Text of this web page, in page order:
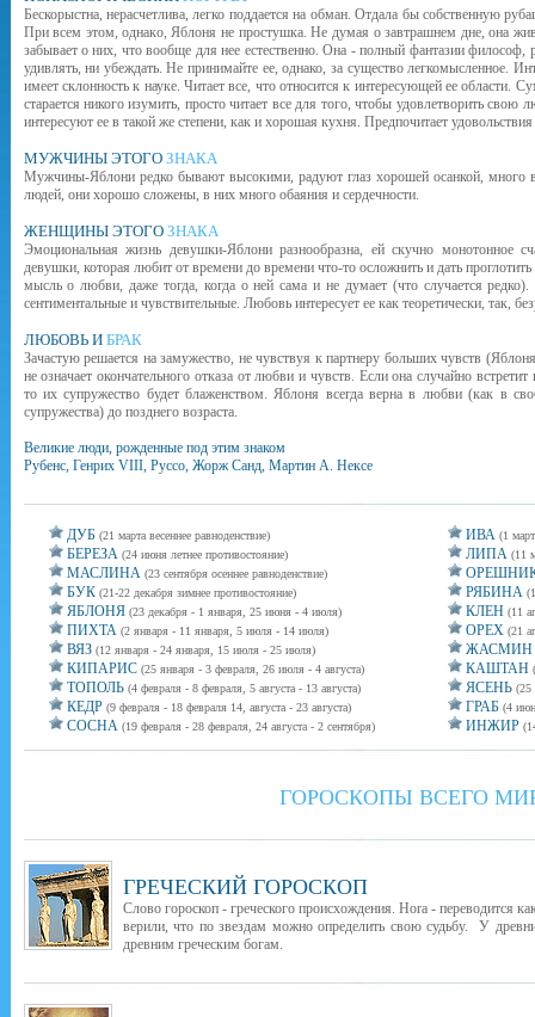
Бескорыстна, нерасчетлива, легко поддается на обман. Отдала бы собственную
При всем этом, однако, Яблоня не простушка. Не думая о завтрашнем дне, она
забывает о них, что вообще для нее естественно. Она - полный фантазии
удивлять, ни убеждать. Не принимайте ее, однако, за существо легкомысленное.
имеет склонность к науке. Читает все, что относится к интересующей ее области.
старается никого изумить, просто читает все для того, чтобы удовлетворить свою
интересуют ее в такой же степени, как и хорошая кухня. Предпочитает
МУЖЧИНЫ ЭТОГО ЗНАКА
Мужчины-Яблони редко бывают высокими, радуют глаз хорошей осанкой, много
людей, они хорошо сложены, в них много обаяния и сердечности.
ЖЕНЩИНЫ ЭТОГО ЗНАКА
Эмоциональная жизнь девушки-Яблони разнообразна, ей скучно монотонное
девушки, которая любит от времени до времени что-то осложнить и дать
мысль о любви, даже тогда, когда о ней сама и не думает (что случается
сентиментальные и чувствительные. Любовь интересует ее как теоретически, так,
ЛЮБОВЬ И БРАК
Зачастую решается на замужество, не чувствуя к партнеру больших чувств
не означает окончательного отказа от любви и чувств. Если она случайно
то их супружество будет блаженством. Яблоня всегда верна в любви (как в
супружества) до позднего возраста.
Великие люди, рожденные под этим знаком
Рубенс, Генрих VIII, Руссо, Жорж Санд, Мартин А. Нексе
ДУБ (21 марта весеннее равноденствие)
БЕРЕЗА (24 июня летнее противостояние)
МАСЛИНА (23 сентября осеннее равноденствие)
БУК (21-22 декабря зимнее противостояние)
ЯБЛОНЯ (23 декабря - 1 января, 25 июня - 4 июля)
ПИХТА (2 января - 11 января, 5 июля - 14 июля)
ВЯЗ (12 января - 24 января, 15 июля - 25 июля)
КИПАРИС (25 января - 3 февраля, 26 июля - 4 августа)
ТОПОЛЬ (4 февраля - 8 февраля, 5 августа - 13 августа)
КЕДР (9 февраля - 18 февраля 14, августа - 23 августа)
СОСНА (19 февраля - 28 февраля, 24 августа - 2 сентября)
ИВА (1
ЛИПА (11
РЯБИНА
КЛЕН (11
ОРЕХ (21
ЖАСМИН
КАШТАН
ЯСЕНЬ (25
ГРАБ (4
ИНЖИР
ГОРОСКОПЫ ВСЕГО
ГРЕЧЕСКИЙ ГОРОСКОП
Слово гороскоп - греческого происхождения. Hora - переводится
верили, что по звездам можно определить свою судьбу. У
древним греческим богам.